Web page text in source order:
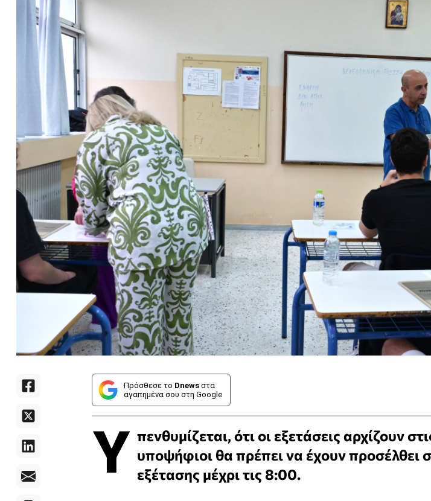
Πρόσθεσε το Dnews στα
αγαπημένα σου στη Google
Υ πενθυμίζεται, ότι οι εξετάσεις αρχίζουν
υποψήφιοι θα πρέπει να έχουν προσέλθει
εξέτασης μέχρι τις 8:00.